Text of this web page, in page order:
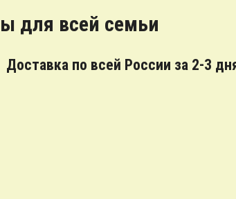
для всей семьи
Доставка по всей России за 2-3